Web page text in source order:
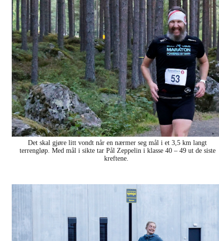
Det skal gjøre litt vondt når en nærmer seg mål i et 3,5 km langt
terrengløp. Med mål i sikte tar Pål Zeppelin i klasse 40 – 49 ut de siste
kreftene.